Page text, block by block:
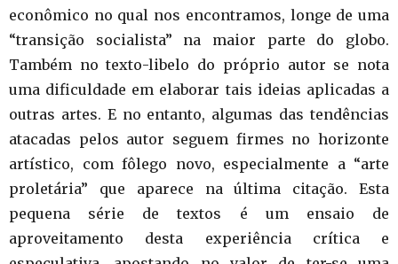
econômico no qual nos encontramos, longe de uma
“transição socialista” na maior parte do globo.
Também no texto-libelo do próprio autor se nota
uma dificuldade em elaborar tais ideias aplicadas a
outras artes. E no entanto, algumas das tendências
atacadas pelos autor seguem firmes no horizonte
artístico, com fôlego novo, especialmente a “arte
proletária” que aparece na última citação. Esta
pequena série de textos é um ensaio de
aproveitamento desta experiência crítica e